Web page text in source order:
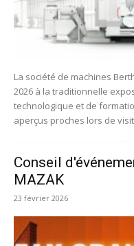
La société de machines
2026 à la traditionnelle
technologique et de
aperçus proches lors de
Conseil
MAZAK
23 février 2026